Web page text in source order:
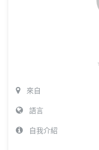
來自
語言
自我介紹